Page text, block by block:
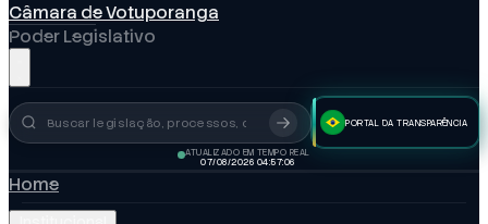
Câmara de Votuporanga
Poder Legislativo
Busca no portal PORTAL DA TRANSPARÊNCIA
ATUALIZADO EM TEMPO REAL
07/08/2026 04:57:07
Home